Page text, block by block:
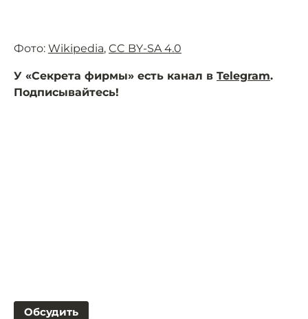
Фото: Wikipedia, CC BY-SA 4.0
У «Секрета фирмы» есть канал в Telegram.
Подписывайтесь!
Обсудить